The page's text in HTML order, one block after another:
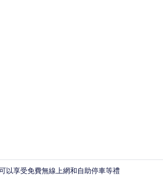
以享受免費無線上網和自助停車等禮